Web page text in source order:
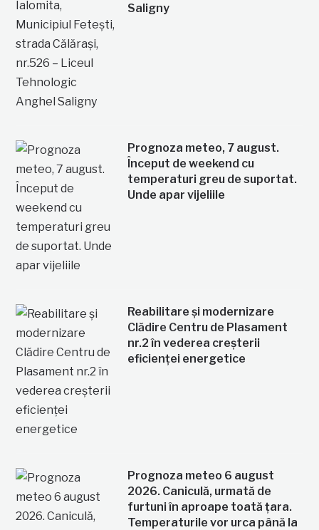
Saligny
Prognoza meteo, 7 august.
Început de weekend cu
temperaturi greu de suportat.
Unde apar vijeliile
Reabilitare și modernizare
Clădire Centru de Plasament
nr.2 în vederea creșterii
eficienței energetice
Prognoza meteo 6 august
2026. Caniculă, urmată de
furtuni în aproape toată țara.
Temperaturile vor urca până la